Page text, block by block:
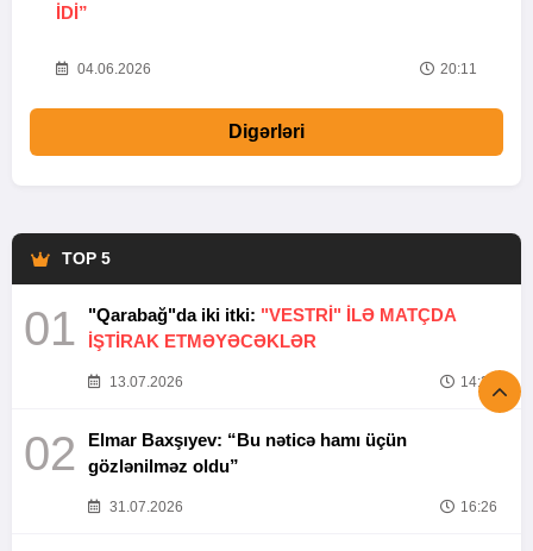
IDI”
04.06.2026 20:11
Digərləri
TOP 5
01 "Qarabağ"da iki itki: "VESTRİ" İLƏ MATÇDA
İŞTİRAK ETMƏYƏCƏKLƏR
13.07.2026 14:37
02
Elmar Baxşıyev: “Bu nəticə hamı üçün
gözlənilməz oldu”
31.07.2026 16:26